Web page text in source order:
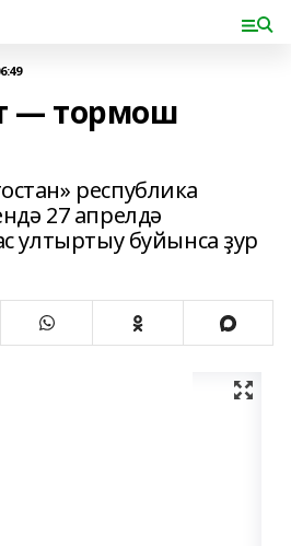
— тормош
республика
27 апрелдә
ултыртыу буйынса ҙур